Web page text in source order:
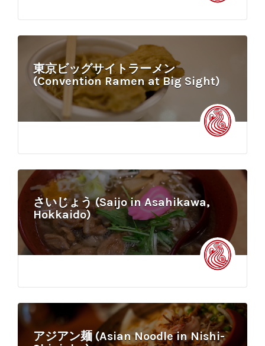
東京ビッグサイトラーメン
(Convention Ramen at Big Sight)
さいじょう (Saijo in Asahikawa,
Hokkaido)
アジアン麺 (Asian Noodle in Nishi-